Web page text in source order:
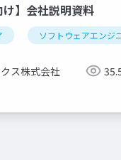
け】会社説明資料
ソフトウェアエンジ
ス株式会社